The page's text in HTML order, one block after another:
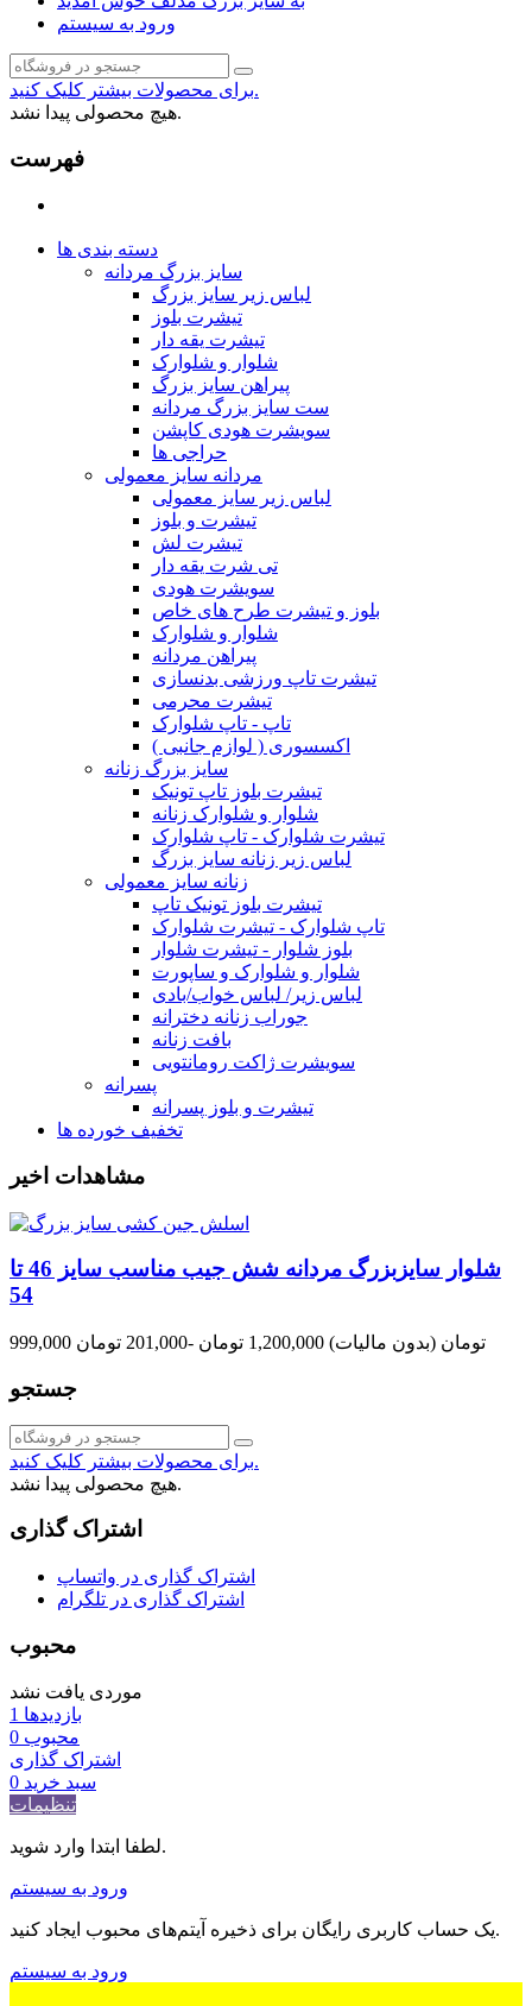
ورود به سیستم
برای محصولات بیشتر کلیک کنید.
هیچ محصولی پیدا نشد.
فهرست
دسته بندی ها
سایز بزرگ مردانه
لباس زیر سایز بزرگ
تیشرت بلوز
تیشرت یقه دار
شلوار و شلوارک
پیراهن سایز بزرگ
ست سایز بزرگ مردانه
سویشرت هودی کاپشن
حراجی ها
مردانه سایز معمولی
لباس زیر سایز معمولی
تیشرت و بلوز
تیشرت لش
تی شرت یقه دار
سویشرت هودی
بلوز و تیشرت طرح های خاص
شلوار و شلوارک
پیراهن مردانه
تیشرت تاپ ورزشی بدنسازی
تیشرت محرمی
تاپ - تاپ شلوارک
اکسسوری ( لوازم جانبی )
سایز بزرگ زنانه
تیشرت بلوز تاپ تونیک
شلوار و شلوارک زنانه
تیشرت شلوارک - تاپ شلوارک
لباس زیر زنانه سایز بزرگ
زنانه سایز معمولی
تیشرت بلوز تونیک تاپ
تاپ شلوارک - تیشرت شلوارک
بلوز شلوار - تیشرت شلوار
شلوار و شلوارک و ساپورت
لباس زیر/ لباس خواب/بادی
جوراب زنانه دخترانه
بافت زنانه
سویشرت ژاکت رومانتویی
پسرانه
تیشرت و بلوز پسرانه
تخفیف خورده ها
مشاهدات اخیر
شلوار سایزبزرگ مردانه شش جیب مناسب سایز 46 تا
54
999,000 تومان (بدون مالیات) 1,200,000 تومان -201,000 تومان
جستجو
برای محصولات بیشتر کلیک کنید.
هیچ محصولی پیدا نشد.
اشتراک گذاری
اشتراک گذاری در واتساپ
اشتراک گذاری در تلگرام
محبوب
موردی یافت نشد
بازدیدها 1
محبوب 0
اشتراک گذاری
سبد خرید 0
تنظیمات
لطفا ابتدا وارد شوید.
ورود به سیستم
یک حساب کاربری رایگان برای ذخیره آیتم‌های محبوب ایجاد کنید.
ورود به سیستم